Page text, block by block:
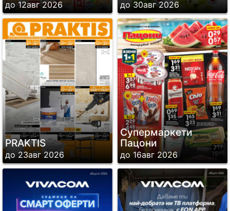
до 12авг 2026 до 30авг 2026
PRAKTIS
до 23авг 2026
Супермаркети
Пацони
до 16авг 2026